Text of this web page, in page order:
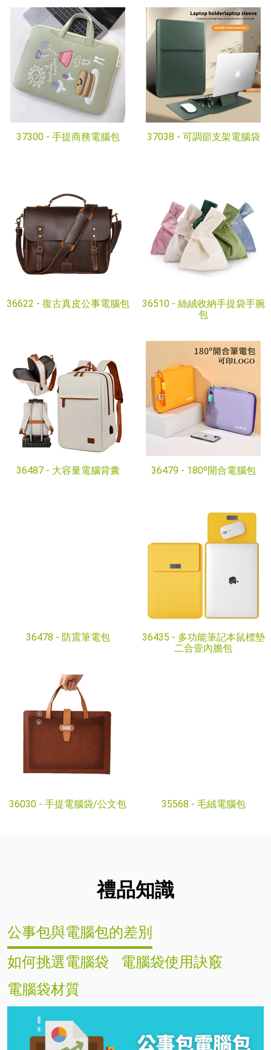
37300 - 手提商務電腦包 37038 - 可調節支架電腦袋
36622 - 復古真皮公事電腦包 36510 - 絲絨收納手提袋手腕
包
36487 - 大容量電腦背囊 36479 - 180º開合電腦包
36478 - 防震筆電包 36435 - 多功能筆記本鼠標墊
二合壹內膽包
36030 - 手提電腦袋/公文包 35568 - 毛絨電腦包
禮品知識
公事包與電腦包的差別
如何挑選電腦袋
電腦袋使用訣竅
電腦袋材質